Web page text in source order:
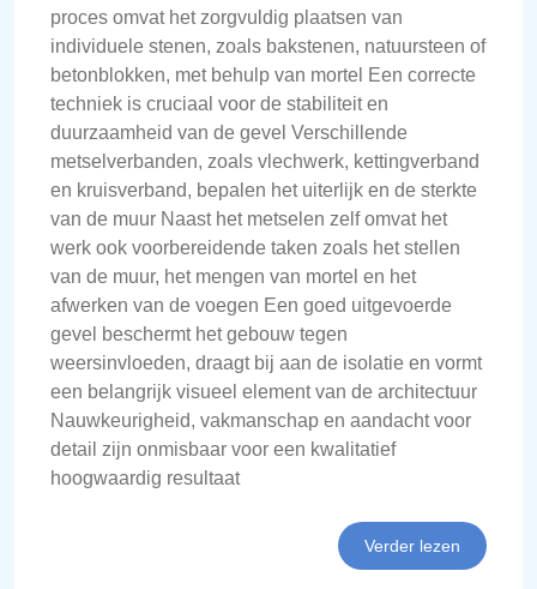
proces omvat het zorgvuldig plaatsen van
individuele stenen, zoals bakstenen, natuursteen of
betonblokken, met behulp van mortel Een correcte
techniek is cruciaal voor de stabiliteit en
duurzaamheid van de gevel Verschillende
metselverbanden, zoals vlechwerk, kettingverband
en kruisverband, bepalen het uiterlijk en de sterkte
van de muur Naast het metselen zelf omvat het
werk ook voorbereidende taken zoals het stellen
van de muur, het mengen van mortel en het
afwerken van de voegen Een goed uitgevoerde
gevel beschermt het gebouw tegen
weersinvloeden, draagt bij aan de isolatie en vormt
een belangrijk visueel element van de architectuur
Nauwkeurigheid, vakmanschap en aandacht voor
detail zijn onmisbaar voor een kwalitatief
hoogwaardig resultaat
Verder lezen